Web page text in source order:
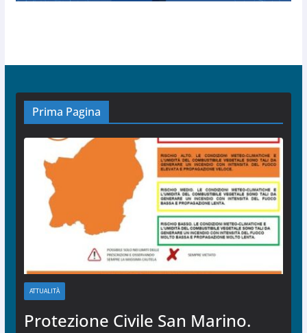
Prima Pagina
ATTUALITÀ
Protezione Civile San Marino.